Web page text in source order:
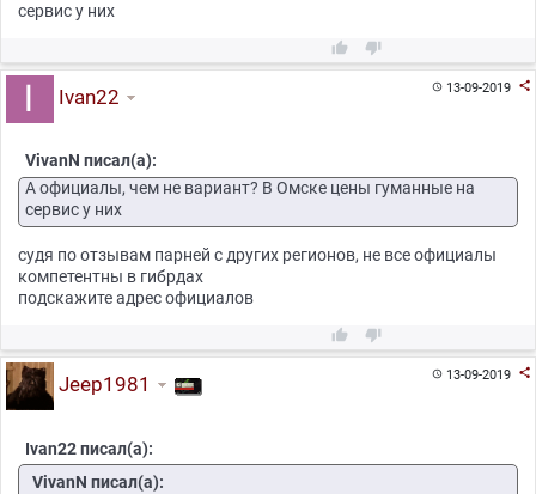
сервис у них
 
13-09-2019 
Ivan22
VivanN писал(а):
А официалы, чем не вариант? В Омске цены гуманные на
сервис у них
судя по отзывам парней с других регионов, не все официалы
компетентны в гибрдах
подскажите адрес официалов
 
13-09-2019 
Jeep1981
Ivan22 писал(а):
VivanN писал(а):